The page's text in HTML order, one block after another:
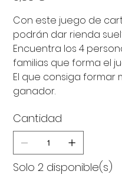
Con este juego de
podrán dar rienda
Encuentra los 4
familias que forma el
El que consiga formar
ganador.
Cantidad
Solo 2 disponible(s)